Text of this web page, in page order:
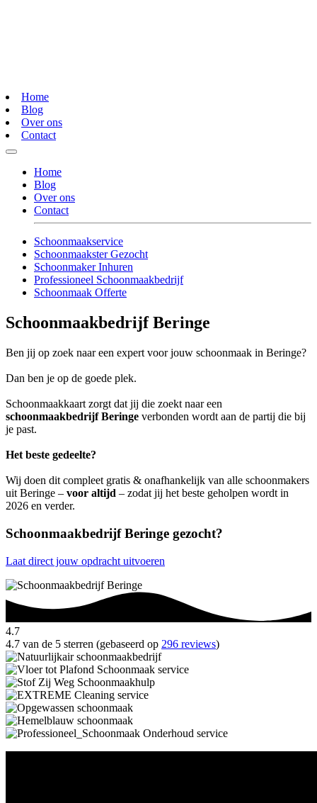
Home
Blog
Over ons
Contact
Home
Blog
Over ons
Contact
Schoonmaakservice
Schoonmaakster Gezocht
Schoonmaker Inhuren
Professioneel Schoonmaakbedrijf
Schoonmaak Offerte
Schoonmaakbedrijf Beringe
Ben jij op zoek naar een expert voor jouw schoonmaak in Beringe?
Dan ben je op de goede plek.
Schoonmaakkaart zorgt dat jij die zoekt naar een
schoonmaakbedrijf Beringe verbonden wordt aan de partij die bij
je past.
Het beste gedeelte?
Wij doen dit compleet gratis & onafhankelijk van alle schoonmakers
uit Beringe – voor altijd – zodat jij het beste geholpen wordt in
2026 en verder.
Schoonmaakbedrijf Beringe gezocht?
Laat direct jouw opdracht uitvoeren
4.7
4.7 van de 5 sterren (gebaseerd op 296 reviews)